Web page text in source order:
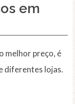
em
melhor preço, é
diferentes lojas.